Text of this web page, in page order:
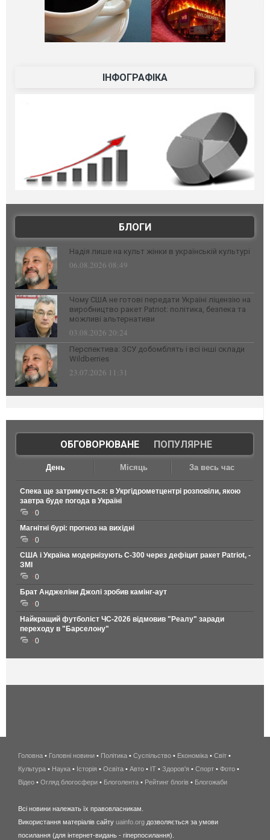
ІНФОГРАФІКА
БЛОГИ
Надія лише на культ жінки в українській культурі
06.08.2026 08:49
Чому США не готові передати Україні ліцензію на
виробництво ракет Patriot: політика, безпека та
можливі альтернативи
03.08.2026 20:24
Перспектива: ЗСУ добомблять і всі інші склади
Wildberries
23.07.2026 11:31
ОБГОВОРЮВАНЕ| ПОПУЛЯРНЕ
День Місяць За весь час
Спека ще затримується: в Укргідрометцентрі розповіли, якою
завтра буде погода в Україні
0
Магнітні бурі: прогноз на вихідні
0
США і Україна модернізують С-300 через дефіцит ракет Patriot, -
ЗМІ
0
Брат Анджеліни Джолі зробив камінг-аут
0
Найкращий футболіст ЧС-2026 відмовив "Реалу" заради
переходу в "Барселону"
0
беспроводной
интернет
киев
wimax
Головна • Головні новини • Політика • Суспільство • Економіка • Світ •
Культура • Наука • Історія • Освіта • Авто • IT • Здоров'я • Спорт • Фото •
Відео • Огляд блогосфери • Блоголента • Рейтинг блогів • Блогожаби
Всі новини належать їх правовласникам.
Використання матеріалів сайту uainfo.org дозволяється за умови
посилання (для інтернет-видань - гіперпосилання).